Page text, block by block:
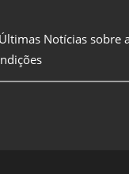
Últimas Notícias sobre